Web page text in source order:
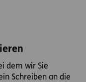
dem wir Sie
Schreiben an die